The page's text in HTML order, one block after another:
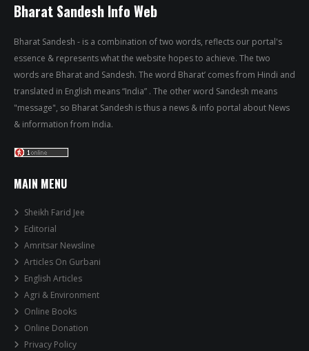
Bharat Sandesh Info Web
Bharat Sandesh - is a combination of two words, reflects our portal's
essence & represents what the website hopes to achieve. The two
words are Bharat and Sandesh. The word Bharat’ comes from Hindi and
translated in English means “India” . The other word Sandesh means
"message", so Bharat Sandesh is thus a news & info portal about News
& information from India.
MAIN MENU
Sheikh Farid Jee
Editorial
Amritsar Newsline
Articles On Gurbani
English Articles
Agri & Environment
Online Books
Online Donation
Privacy Policy